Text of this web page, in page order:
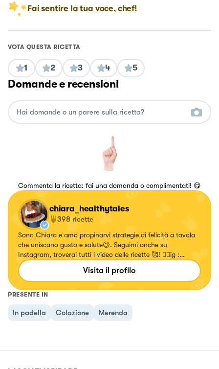
Fai sentire la tua voce, chef!
VOTA QUESTA RICETTA
1 2 3 4 5
Domande e recensioni
Commenta la ricetta: fai una domanda o complimentati! 😋
chiara_healthytales
398 ricette
Sono Chiara e amo propinarvi strategie di felicità a tavola
che uniscano gusto e salute😉. Seguimi anche su
Instagram, troverai tutti i video delle ricette 🥰! 👉🏻ig :
chiara_healthytales
Visita il profilo
PRESENTE IN
In padella Colazione Merenda